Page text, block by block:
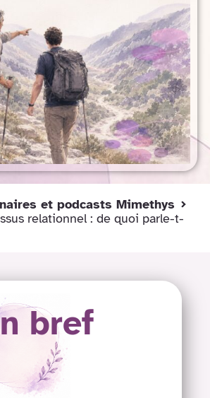
et podcasts Mimethys
relationnel : de quoi parle-t-
bref